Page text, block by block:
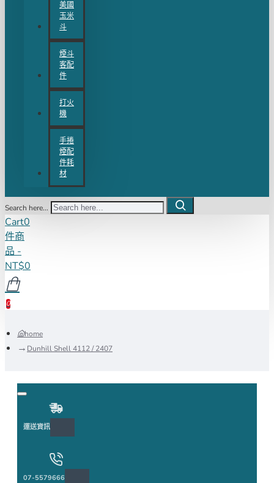
美國
玉米
斗
煙斗
客配
件
打火
機
手捲
煙配
件耗
材
Search here...
Cart0
件商
品 -
NT$0
0
home
Dunhill Shell 4112 / 2407
運送資訊
07-5579666